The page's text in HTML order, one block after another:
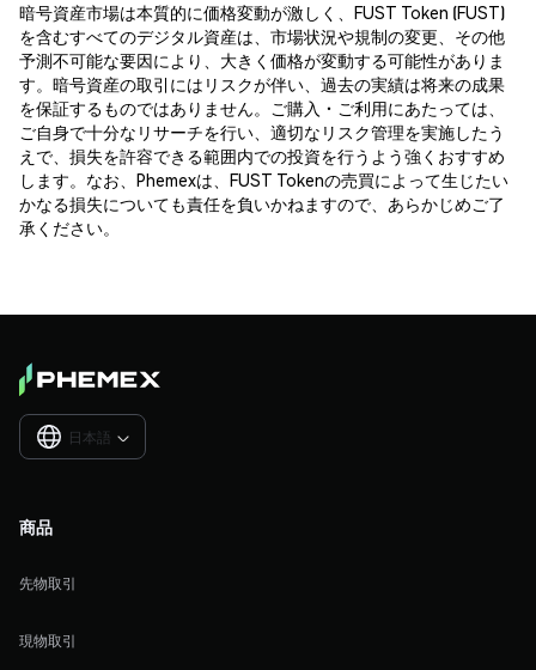
暗号資産市場は本質的に価格変動が激しく、FUST Token (FUST)
を含むすべてのデジタル資産は、市場状況や規制の変更、その他
予測不可能な要因により、大きく価格が変動する可能性がありま
す。暗号資産の取引にはリスクが伴い、過去の実績は将来の成果
を保証するものではありません。ご購入・ご利用にあたっては、
ご自身で十分なリサーチを行い、適切なリスク管理を実施したう
えで、損失を許容できる範囲内での投資を行うよう強くおすすめ
します。なお、Phemexは、FUST Tokenの売買によって生じたい
かなる損失についても責任を負いかねますので、あらかじめご了
承ください。
日本語 
商品
先物取引
現物取引